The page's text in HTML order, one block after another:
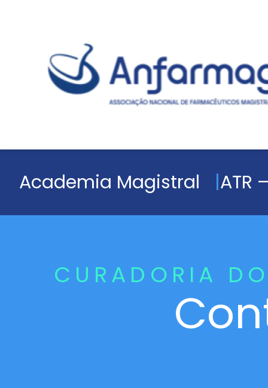
Academia Magistral ATR
CURADORIA